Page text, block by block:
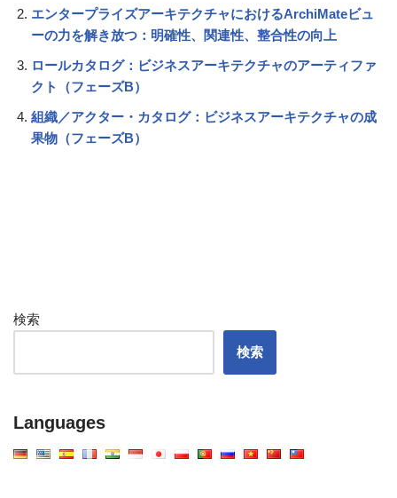
エンタープライズアーキテクチャにおけるArchiMateビュ
ーの力を解き放つ：明確性、関連性、整合性の向上
ロールカタログ：ビジネスアーキテクチャのアーティファ
クト（フェーズB）
組織／アクター・カタログ：ビジネスアーキテクチャの成
果物（フェーズB）
検索
検索
Languages